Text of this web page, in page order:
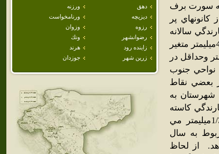
دهق
ورزنه
ديزيچه
ورنامخواست
رزوه
وزوان
رضوانشهر
ونك
زاينده رود
هرند
زرين شهر
جوزدان